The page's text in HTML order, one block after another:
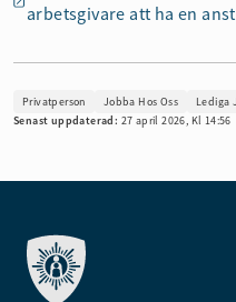
arbetsgivare att ha en
Privatperson Jobba Hos Oss Lediga
Senast uppdaterad: 27 april 2026, Kl 14:56